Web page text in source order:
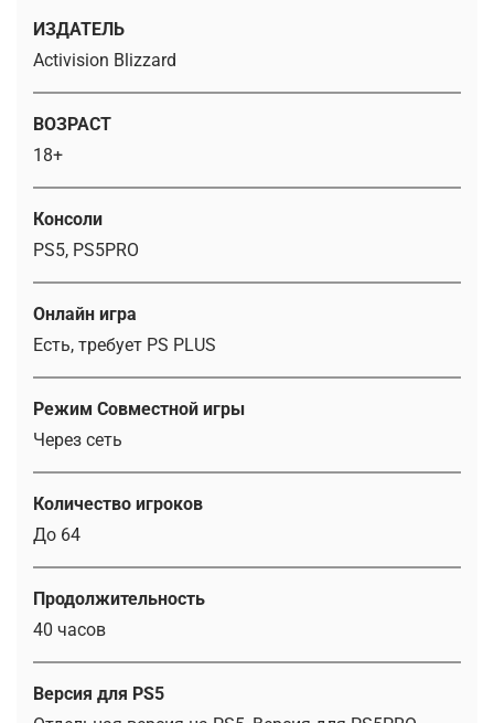
ИЗДАТЕЛЬ
Activision Blizzard
ВОЗРАСТ
18+
Консоли
PS5, PS5PRO
Онлайн игра
Есть, требует PS PLUS
Режим Совместной игры
Через сеть
Количество игроков
До 64
Продолжительность
40 часов
Версия для PS5